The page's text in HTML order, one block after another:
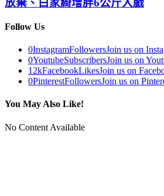
Follow Us
0InstagramFollowersJoin us on
0YoutubeSubscribersJoin us on
12kFacebookLikesJoin us on
0PinterestFollowersJoin us on
You May Also Like!
No Content Available